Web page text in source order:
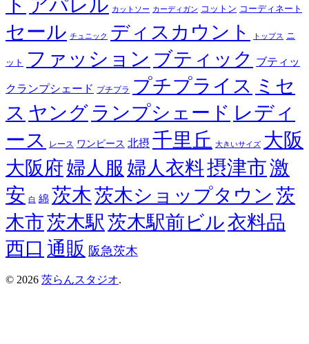
ト アパレル カットソー カーディガン コットン コーディネート
セール チュニック ディスカウント トップス ニ
ット ファッション ブティック ブティッ
クランプシェード プチプラ プチプライス ミセ
ス ヤング ランプシェード レディ
ース
レース ワンピース 北摂 千里丘 大きいサイズ 大阪
大阪府婦人服 婦人衣料摂津市激
安 白 綿 茨木茨木ショップタウン 茨
木市茨木駅 茨木駅前ビル衣料品
西口 通販 阪急茨木
© 2026 茨らんスタジオ.